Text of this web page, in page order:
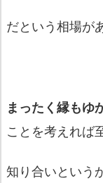
だという相場が
まったく縁もゆ
ことを考えれば
知り合いという